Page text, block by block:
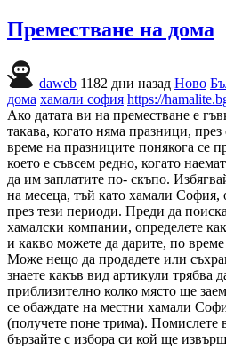
Преместване на дома
daweb 1182 дни назад Ново
дома хамали софия https://
Ако датата ви на преместване е
такава, когато няма празници,
време на празниците понякога се
което е съвсем редно, когато
да им заплатите по- скъпо.
на месеца, тъй като хамали София,
през тези периоди. Преди да
хамалски компании, определете
и какво можете да дарите, по
Може нещо да продадете или
знаете какъв вид артикули трябва
приблизително колко място ще
се обаждате на местни хамали
(получете поне трима). Помислете
бързайте с избора си кой ще